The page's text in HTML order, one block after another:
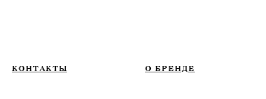
КОНТАКТЫ О БРЕНДЕ